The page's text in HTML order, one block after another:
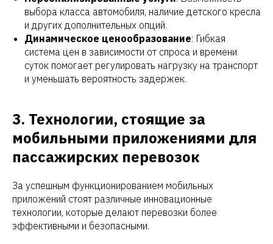
выбора класса автомобиля, наличие детского кресла
и других дополнительных опций.
Динамическое ценообразование: Гибкая
система цен в зависимости от спроса и времени
суток помогает регулировать нагрузку на транспорт
и уменьшать вероятность задержек.
3. Технологии, стоящие за
мобильными приложениями для
пассажирских перевозок
За успешным функционированием мобильных
приложений стоят различные инновационные
технологии, которые делают перевозки более
эффективными и безопасными.